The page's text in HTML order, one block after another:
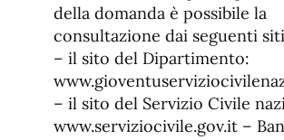
della domanda è possibile la
consultazione dai seguenti
– il sito del Dipartimento:
– il sito del Servizio Civile
www.serviziocivile.gov.it –